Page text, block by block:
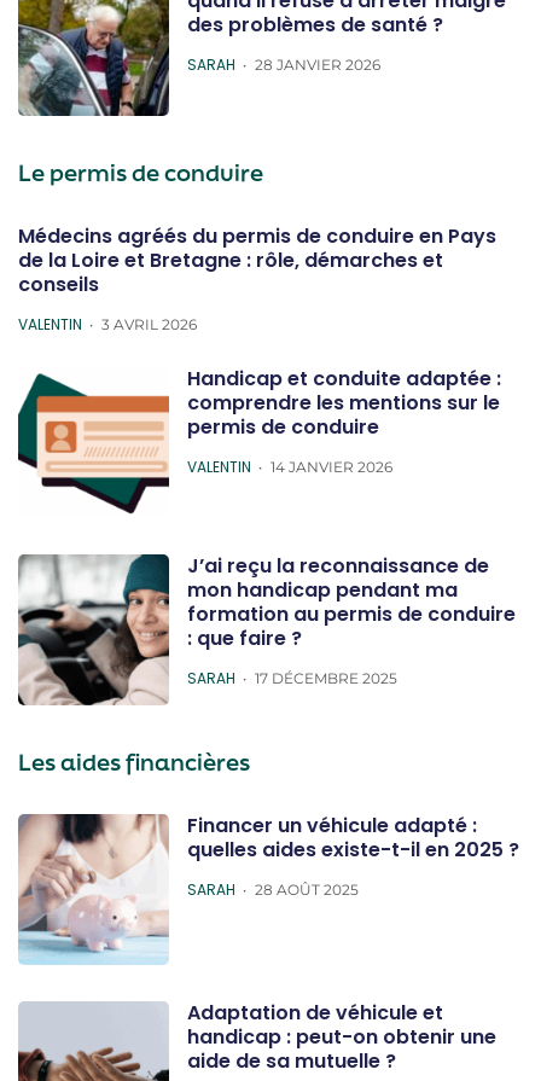
des problèmes de santé ?
POSTED
SARAH 28 JANVIER 2026
Le permis de conduire
Médecins agréés du permis de conduire en Pays
de la Loire et Bretagne : rôle, démarches et
conseils
POSTED
VALENTIN 3 AVRIL 2026
Handicap et conduite adaptée :
comprendre les mentions sur le
permis de conduire
POSTED
VALENTIN 14 JANVIER 2026
J’ai reçu la reconnaissance de
mon handicap pendant ma
formation au permis de conduire
: que faire ?
POSTED
SARAH 17 DÉCEMBRE 2025
Les aides financières
Financer un véhicule adapté :
quelles aides existe-t-il en 2025 ?
POSTED
SARAH 28 AOÛT 2025
Adaptation de véhicule et
handicap : peut-on obtenir une
aide de sa mutuelle ?